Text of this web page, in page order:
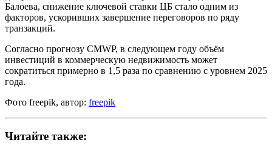
Балоева, снижение ключевой ставки ЦБ стало одним из
факторов, ускоривших завершение переговоров по ряду
транзакций.
Согласно прогнозу CMWP, в следующем году объём
инвестиций в коммерческую недвижимость может
сократиться примерно в 1,5 раза по сравнению с уровнем 2025
года.
Фото freepik, автор: freepik
Читайте также: